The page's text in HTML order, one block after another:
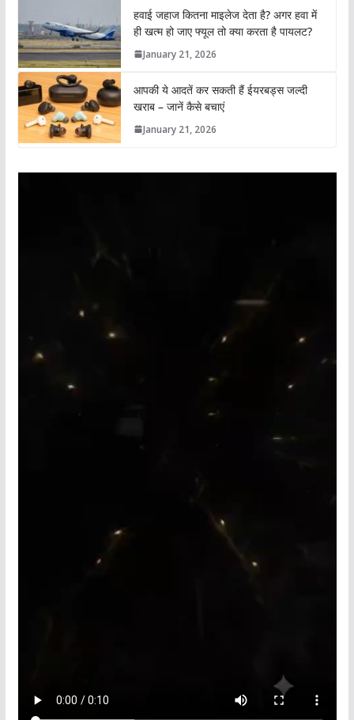
हवाई जहाज कितना माइलेज देता है? अगर हवा में
ही खत्म हो जाए फ्यूल तो क्या करता है पायलट?
January 21, 2026
आपकी ये आदतें कर सकती हैं ईयरबड्स जल्दी
खराब – जानें कैसे बचाएं
January 21, 2026